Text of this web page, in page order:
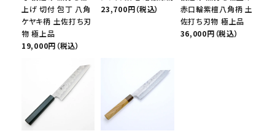
上げ 切付 包丁 八角
ケヤキ柄 土佐打ち刃
物 極上品
19,000円（税込）
23,700円（税込）
赤口輪紫檀八角柄 土
佐打ち刃物 極上品
36,000円（税込）